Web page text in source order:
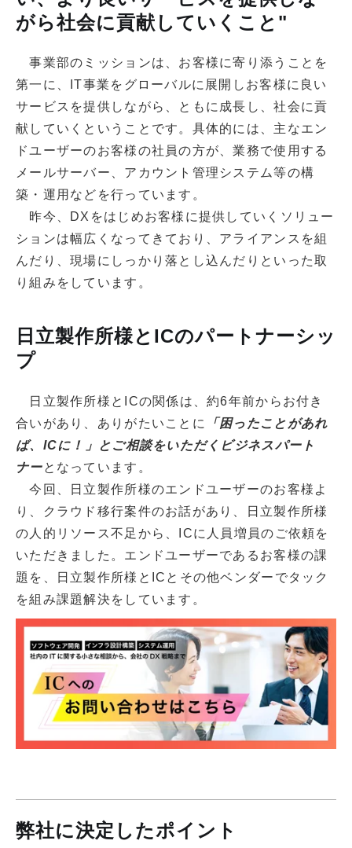
がら社会に貢献していくこと"
事業部のミッションは、お客様に寄り添うことを
第一に、IT事業をグローバルに展開しお客様に良い
サービスを提供しながら、ともに成長し、社会に貢
献していくということです。具体的には、主なエン
ドユーザーのお客様の社員の方が、業務で使用する
メールサーバー、アカウント管理システム等の構
築・運用などを行っています。
昨今、DXをはじめお客様に提供していくソリュー
ションは幅広くなってきており、アライアンスを組
んだり、現場にしっかり落とし込んだりといった取
り組みをしています。
日立製作所様とICのパートナーシッ
プ
日立製作所様とICの関係は、約6年前からお付き
合いがあり、ありがたいことに
「困ったことがあれ
ば、ICに！」とご相談をいただくビジネスパート
ナーとなっています。
今回、日立製作所様のエンドユーザーのお客様よ
り、クラウド移行案件のお話があり、日立製作所様
の人的リソース不足から、ICに人員増員のご依頼を
いただきました。エンドユーザーであるお客様の課
題を、日立製作所様とICとその他ベンダーでタック
を組み課題解決をしています。
弊社に決定したポイント